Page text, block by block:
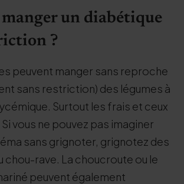
un diabétique
?
peuvent manger sans reproche
sans restriction) des légumes à
Surtout les frais et ceux
vous ne pouvez pas imaginer
sans grignoter, grignotez des
chou-rave. La choucroute ou le
peuvent également